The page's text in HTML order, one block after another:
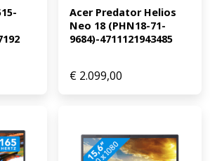
maar 1,5 kilogram. In de avond vind
terug door het verlichte
heeft een lange
van onze Chromebook specialist:
geschikt Middelzware
en multitasking: geschikt Grafische
Acer Predator Helios
Neo 18 (PHN18-71-
9684)-4711121943485
€ 2.099,00